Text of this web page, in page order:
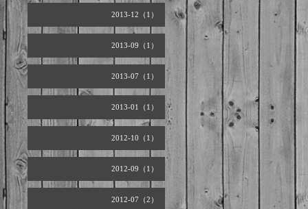
2013-12（1）
2013-09（1）
2013-07（1）
2013-01（1）
2012-10（1）
2012-09（1）
2012-07（2）